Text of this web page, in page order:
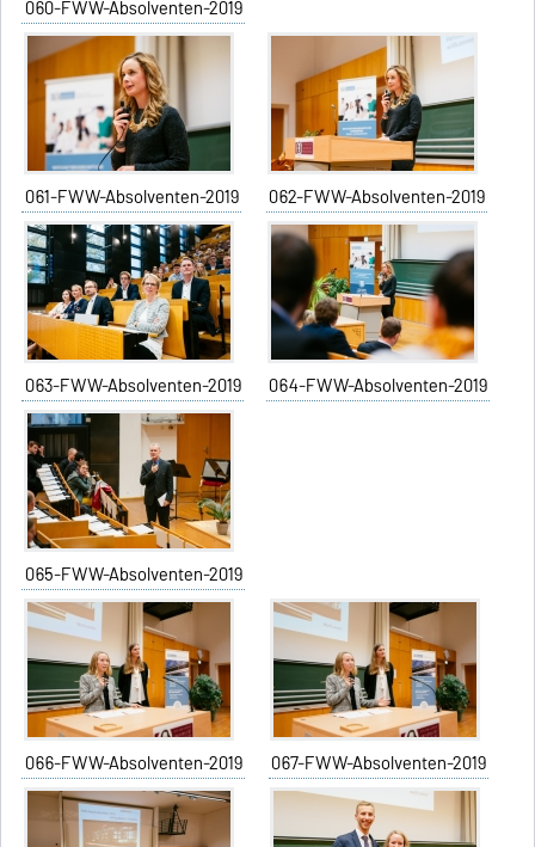
060-FWW-Absolventen-2019
061-FWW-Absolventen-2019 062-FWW-Absolventen-2019
063-FWW-Absolventen-2019 064-FWW-Absolventen-2019
065-FWW-Absolventen-2019
066-FWW-Absolventen-2019 067-FWW-Absolventen-2019